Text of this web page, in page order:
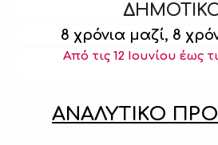
8 χρόνια μαζί, 8
Από τις 12 Ιουνίου έως
ΑΝΑΛΥΤΙΚΟ